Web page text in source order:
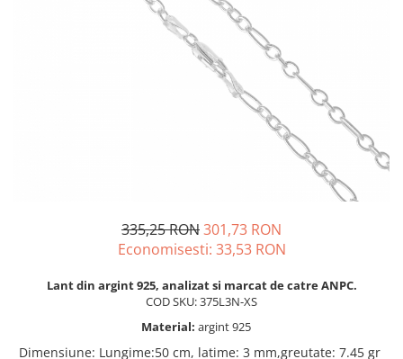
335,25 RON301,73 RON
Economisesti: 33,53 RON
Lant din argint 925, analizat si marcat de catre ANPC.
COD SKU: 375L3N-XS
Material: argint 925
Dimensiune: Lungime:50 cm, latime: 3 mm,greutate: 7.45 gr